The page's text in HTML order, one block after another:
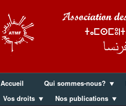
Accueil Qui sommes-nous?
Vos droits
Nos publications